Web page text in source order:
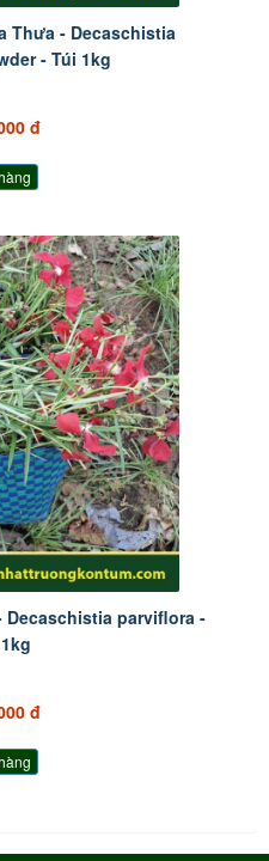
Thưa - Decaschistia
- Túi 1kg
đ
Decaschistia parviflora -
đ